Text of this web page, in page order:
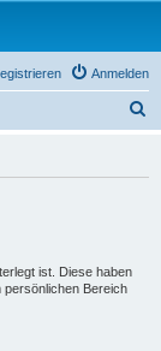
Anmelden
ist. Diese haben
persönlichen Bereich